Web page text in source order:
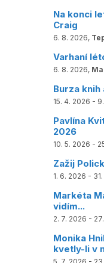
Na konci
Craig
6. 8. 2026,
Varhaní
6. 8. 2026,
Burza knih
15. 4. 2026 -
Pavlína
2026
10. 5. 2026 -
Zažij
1. 6. 2026 -
Markéta
vidím...
2. 7. 2026 -
Monika
kvetly-li v